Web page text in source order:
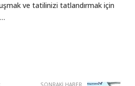
ve tatilinizi tatlandırmak için
SONRAKI HABER